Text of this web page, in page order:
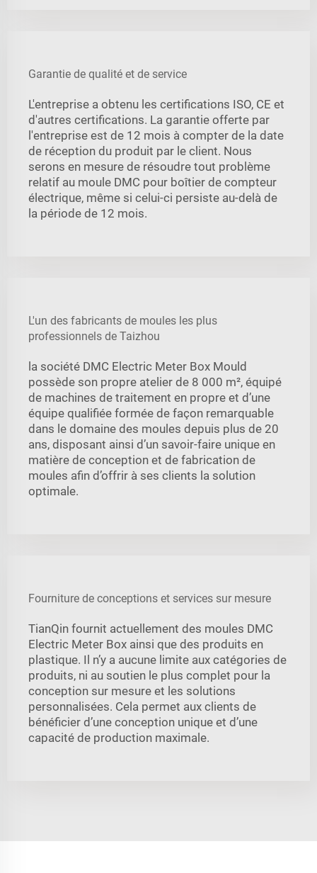
Garantie de qualité et de service
L'entreprise a obtenu les certifications ISO, CE et
d'autres certifications. La garantie offerte par
l'entreprise est de 12 mois à compter de la date
de réception du produit par le client. Nous
serons en mesure de résoudre tout problème
relatif au moule DMC pour boîtier de compteur
électrique, même si celui-ci persiste au-delà de
la période de 12 mois.
L'un des fabricants de moules les plus
professionnels de Taizhou
la société DMC Electric Meter Box Mould
possède son propre atelier de 8 000 m², équipé
de machines de traitement en propre et d’une
équipe qualifiée formée de façon remarquable
dans le domaine des moules depuis plus de 20
ans, disposant ainsi d’un savoir-faire unique en
matière de conception et de fabrication de
moules afin d’offrir à ses clients la solution
optimale.
Fourniture de conceptions et services sur mesure
TianQin fournit actuellement des moules DMC
Electric Meter Box ainsi que des produits en
plastique. Il n’y a aucune limite aux catégories de
produits, ni au soutien le plus complet pour la
conception sur mesure et les solutions
personnalisées. Cela permet aux clients de
bénéficier d’une conception unique et d’une
capacité de production maximale.